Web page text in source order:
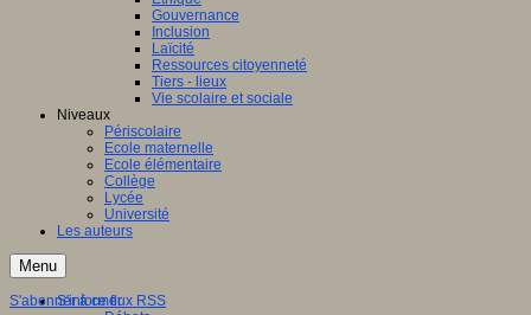
Gouvernance
Inclusion
Laïcité
Ressources citoyenneté
Tiers - lieux
Vie scolaire et sociale
Niveaux
Périscolaire
Ecole maternelle
Ecole élémentaire
Collège
Lycée
Université
Les auteurs
Menu
S'informer
S'abonner à ce flux RSS